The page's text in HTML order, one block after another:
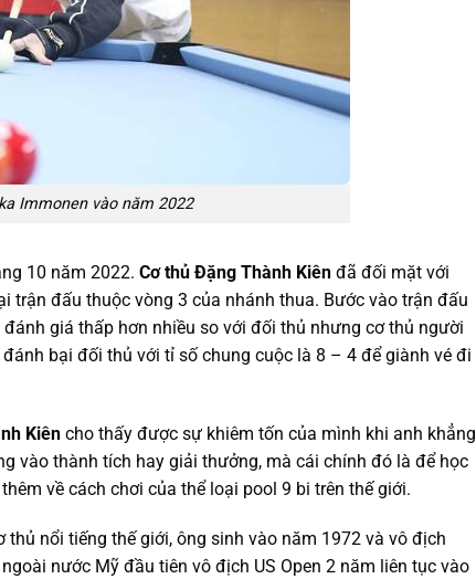
Immonen vào năm 2022
10 năm 2022. Cơ thủ Đặng Thành Kiên đã đối mặt với
đấu thuộc vòng 3 của nhánh thua. Bước vào trận đấu
giá thấp hơn nhiều so với đối thủ nhưng cơ thủ người
bại đối thủ với tỉ số chung cuộc là 8 – 4 để giành vé đi
Kiên cho thấy được sự khiêm tốn của mình khi anh khẳng
vào thành tích hay giải thưởng, mà cái chính đó là để học
về cách chơi của thể loại pool 9 bi trên thế giới.
nổi tiếng thế giới, ông sinh vào năm 1972 và vô địch
nước Mỹ đầu tiên vô địch US Open 2 năm liên tục vào